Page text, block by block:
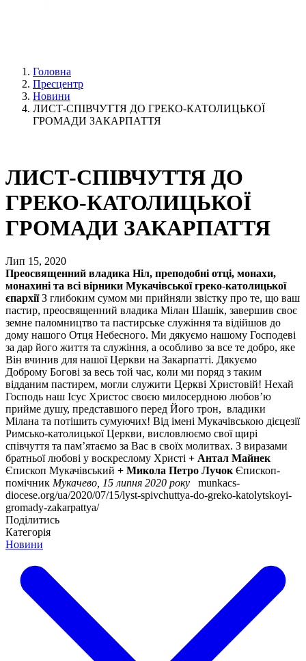
Головна
Пресцентр
Новини
ЛИСТ-СПІВЧУТТЯ ДО ГРЕКО-КАТОЛИЦЬКОЇ
ГРОМАДИ ЗАКАРПАТТЯ
ЛИСТ-СПІВЧУТТЯ ДО
ГРЕКО-КАТОЛИЦЬКОЇ
ГРОМАДИ ЗАКАРПАТТЯ
Лип 15, 2020
Преосвященний владика Ніл, преподобні отці, монахи,
монахині та всі вірники Мукачівської греко-католицької
єпархіїЗ глибоким сумом ми прийняли звістку про те, що ваш
пастир, преосвященний владика Мілан Шашік, завершив своє
земне паломництво та пастирське служіння та відійшов до
дому нашого Отця Небесного. Ми дякуємо нашому Господеві
за дар його життя та служіння, а особливо за все те добро, яке
Він вчинив для нашої Церкви на Закарпатті. Дякуємо
Доброму Богові за весь той час, коли ми поряд з таким
відданим пастирем, могли служити Церкві Христовій! Нехай
Господь наш Ісус Христос своєю милосердною любов’ю
прийме душу, представшого перед Його трон, владики
Мілана та потішить сумуючих! Від імені Мукачівською дієцезії
Римсько-католицької Церкви, висловлюємо свої щирі
співчуття та пам’ятаємо за Вас в своїх молитвах. З виразами
братньої любові у воскреслому Христі + Антал Майнек
Єпископ Мукачівський + Микола Петро ЛучокЄпископ-
помічник Мукачево, 15 липня 2020 року munkacs-
diocese.org/ua/2020/07/15/lyst-spivchuttya-do-greko-katolytskoyi-
gromady-zakarpattya/
Поділитись
Категорія
Новини